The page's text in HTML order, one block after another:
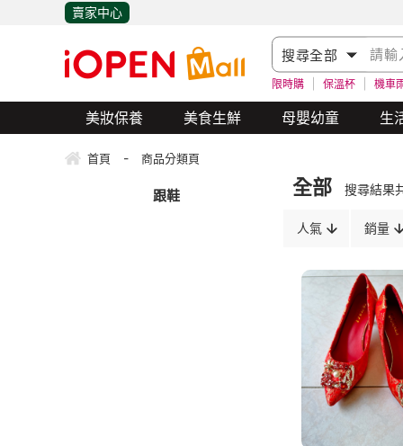
賣家中心
限時購 保溫杯 機車
美妝保養 美食生鮮 母嬰幼童 生
首頁 - 商品分類頁
跟鞋 全部 搜尋結果
人氣 銷量